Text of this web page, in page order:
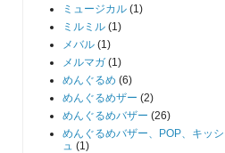
ミュージカル (1)
ミルミル (1)
メバル (1)
メルマガ (1)
めんぐるめ (6)
めんぐるめザー (2)
めんぐるめバザー (26)
めんぐるめバザー、POP、キッシ
ュ (1)